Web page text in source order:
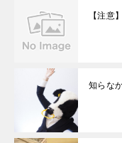
【注意
知らな